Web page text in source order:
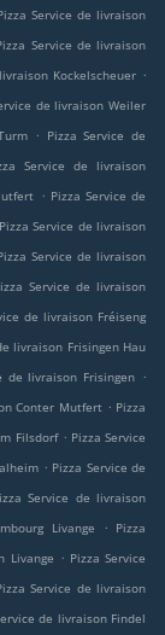
Service de livraison
Service de livraison
Kockelscheuer .
de livraison Weiler
. Pizza Service de
Service de livraison
. Pizza Service de
Pizza Service de livraison
Service de livraison
Service de livraison
de livraison Fréiseng
livraison Frisingen Hau
de livraison Frisingen .
Conter Mutfert . Pizza
Filsdorf . Pizza Service
. Pizza Service de
Service de livraison
Livange . Pizza
Livange . Pizza Service
Service de livraison
de livraison Findel